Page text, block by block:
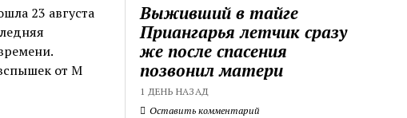
23 августа
от М
Выживший в тайге
Приангарья летчик сразу
же после спасения
позвонил матери
1 ДЕНЬ НАЗАД
Оставить комментарий